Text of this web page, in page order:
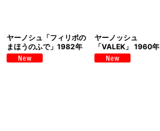
ヤーノシュ「フィリポの
まほうのふで」1982年
ヤーノッシュ
「VALEK」 1960年